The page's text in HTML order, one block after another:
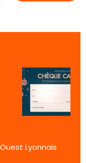
Lyonnais